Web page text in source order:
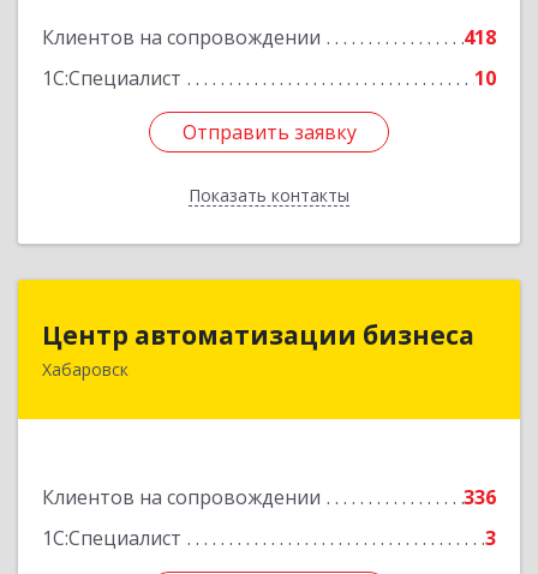
Клиентов на сопровождении
418
1С:Специалист
10
Отправить заявку
Показать контакты
Отправить заявку
Назад
Центр автоматизации бизнеса
Хабаровск
Клиентов на сопровождении
336
1С:Специалист
3
Центр автоматизации бизнеса
680030, Хабаровский край, Хабаровск г, Ленина